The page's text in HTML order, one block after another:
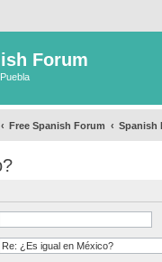
Forum
Free Spanish Forum Spanish